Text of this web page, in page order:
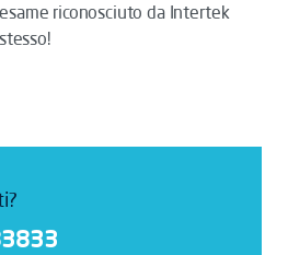
riconosciuto da Intertek